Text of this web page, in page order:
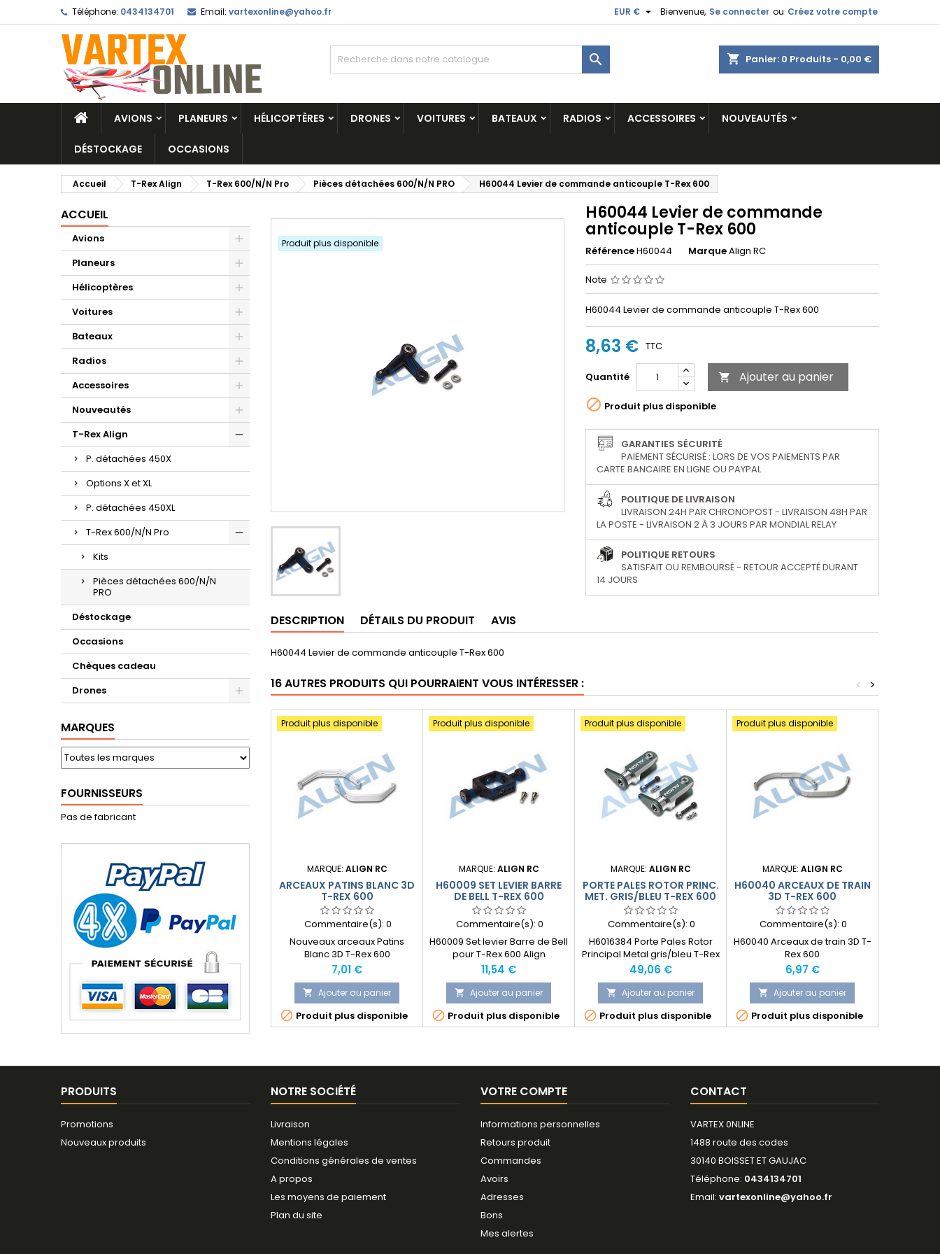
Téléphone: 0434134701 Email: vartexonline@yahoo.fr Bienvenue, Se connecter ou Créez votre compte
EUR € 
shopping_cart Panier: 0 Produits - 0,00 €

AVIONS PLANEURS HÉLICOPTÈRES DRONES VOITURES BATEAUX RADIOS ACCESSOIRES NOUVEAUTÉS
DÉSTOCKAGE OCCASIONS
Accueil T-Rex Align T-Rex 600/N/N Pro Pièces détachées 600/N/N PRO H60044 Levier de commande anticouple T-Rex 600
ACCUEIL
Avions
Planeurs
Hélicoptères
Voitures
Bateaux
Radios
Accessoires
Nouveautés
T-Rex Align
P. détachées 450X
Options X et XL
P. détachées 450XL
T-Rex 600/N/N Pro
Kits
Pièces détachées 600/N/N
PRO
Déstockage
Occasions
Chèques cadeau
Drones
MARQUES
FOURNISSEURS
Pas de fabricant
Produit plus disponible
H60044 Levier de commande
anticouple T-Rex 600
RéférenceH60044 MarqueAlign RC
Note
H60044 Levier de commande anticouple T-Rex 600
8,63 € TTC
Quantité  Ajouter au panier
 Produit plus disponible
GARANTIES SÉCURITÉ
PAIEMENT SÉCURISÉ : LORS DE VOS PAIEMENTS PAR
CARTE BANCAIRE EN LIGNE OU PAYPAL
POLITIQUE DE LIVRAISON
LIVRAISON 24H PAR CHRONOPOST - LIVRAISON 48H PAR
LA POSTE - LIVRAISON 2 À 3 JOURS PAR MONDIAL RELAY
POLITIQUE RETOURS
SATISFAIT OU REMBOURSÉ - RETOUR ACCEPTÉ DURANT
14 JOURS
DESCRIPTION DÉTAILS DU PRODUIT AVIS
H60044 Levier de commande anticouple T-Rex 600
16 AUTRES PRODUITS QUI POURRAIENT VOUS INTÉRESSER : >
<
Produit plus disponible
MARQUE: ALIGN RC
ARCEAUX PATINS BLANC 3D
T-REX 600
Commentaire(s): 0
Nouveaux arceaux Patins
Blanc 3D T-Rex 600
Prix
7,01 €
 Ajouter au panier
 Produit plus disponible
Produit plus disponible
MARQUE: ALIGN RC
H60009 SET LEVIER BARRE
DE BELL T-REX 600
Commentaire(s): 0
H60009 Set levier Barre de Bell
pour T-Rex 600 Align
Prix
11,54 €
 Ajouter au panier
 Produit plus disponible
Produit plus disponible
MARQUE: ALIGN RC
PORTE PALES ROTOR PRINC.
MET. GRIS/BLEU T-REX 600
Commentaire(s): 0
H6016384 Porte Pales Rotor
Principal Metal gris/bleu T-Rex
600
Prix
49,06 €
 Ajouter au panier
 Produit plus disponible
Produit plus disponible
MARQUE: ALIGN RC
H60040 ARCEAUX DE TRAIN
3D T-REX 600
Commentaire(s): 0
H60040 Arceaux de train 3D T-
Rex 600
Prix
6,97 €
 Ajouter au panier
 Produit plus disponible
PRODUITS
Promotions
Nouveaux produits
NOTRE SOCIÉTÉ
Livraison
Mentions légales
Conditions générales de ventes
A propos
Les moyens de paiement
Plan du site
VOTRE COMPTE
Informations personnelles
Retours produit
Commandes
Avoirs
Adresses
Bons
Mes alertes
CONTACT
VARTEX 0NLINE
1488 route des codes
30140 BOISSET ET GAUJAC
Téléphone: 0434134701
Email: vartexonline@yahoo.fr